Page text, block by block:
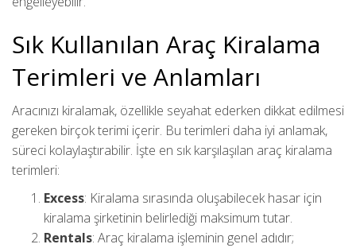
Sık Kullanılan Araç Kiralama
Terimleri ve Anlamları
Aracınızı kiralamak, özellikle seyahat ederken dikkat edilmesi
gereken birçok terimi içerir. Bu terimleri daha iyi anlamak,
süreci kolaylaştırabilir. İşte en sık karşılaşılan araç kiralama
terimleri:
Excess: Kiralama sırasında oluşabilecek hasar için
kiralama şirketinin belirlediği maksimum tutar.
Rentals: Araç kiralama işleminin genel adıdır;